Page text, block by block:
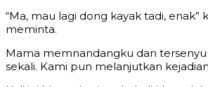
“Ma, mau lagi dong kayak tadi, enak”
meminta.
Mama memnandangku dan
sekali. Kami pun melanjutkan